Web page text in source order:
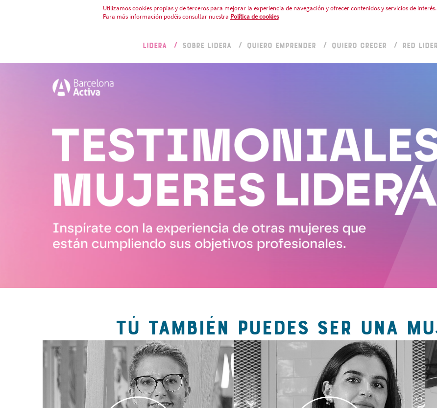
Utilizamos cookies propias y de terceros para mejorar la experiencia de navegación y ofrecer contenidos y servicios de interés.
Para más información podéis consultar nuestra Política de cookies
LIDERA SOBRE LIDERA QUIERO EMPRENDER QUIERO CRECER RED
TÚ TAMBIÉN PUEDES SER UNA